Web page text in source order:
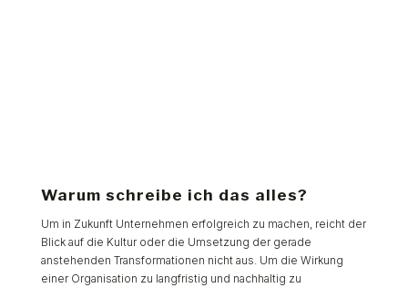
Warum schreibe ich das alles?
Um in Zukunft Unternehmen erfolgreich zu machen, reicht der
Blick auf die Kultur oder die Umsetzung der gerade
anstehenden Transformationen nicht aus. Um die Wirkung
einer Organisation zu langfristig und nachhaltig zu